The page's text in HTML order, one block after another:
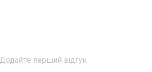
Додайте перший відгук